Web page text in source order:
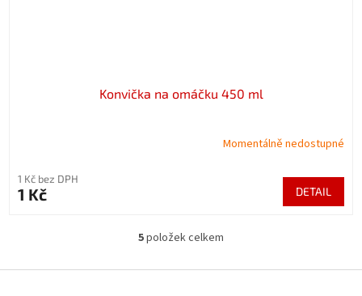
Konvička na omáčku 450 ml
Momentálně nedostupné
1 Kč bez DPH
1 Kč DETAIL
O
l
5položek celkem